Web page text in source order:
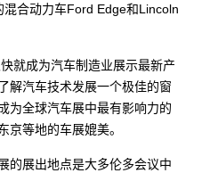
混合动力车Ford Edge和Lincoln
就成为汽车制造业展示最新产
解汽车技术发展一个极佳的窗
为全球汽车展中最有影响力的
京等地的车展媲美。
的展出地点是大多伦多会议中